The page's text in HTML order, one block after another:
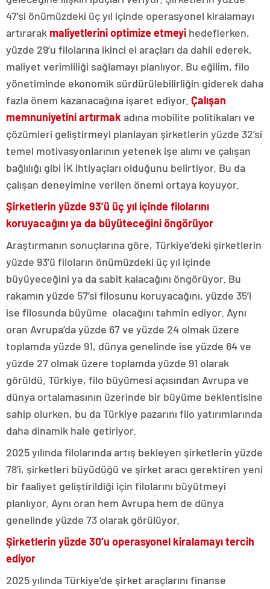
47’si önümüzdeki üç yıl içinde operasyonel kiralamayı
artırarak maliyetlerini optimize etmeyi hedeflerken,
yüzde 29’u filolarına ikinci el araçları da dahil ederek,
maliyet verimliliği sağlamayı planlıyor. Bu eğilim, filo
yönetiminde ekonomik sürdürülebilirliğin giderek daha
fazla önem kazanacağına işaret ediyor. Çalışan
memnuniyetini artırmak adına mobilite politikaları ve
çözümleri geliştirmeyi planlayan şirketlerin yüzde 32’si
temel motivasyonlarının yetenek işe alımı ve çalışan
bağlılığı gibi İK ihtiyaçları olduğunu belirtiyor. Bu da
çalışan deneyimine verilen önemi ortaya koyuyor.
Şirketlerin yüzde 93’ü üç yıl içinde filolarını
koruyacağını ya da büyüteceğini öngörüyor
Araştırmanın sonuçlarına göre, Türkiye’deki şirketlerin
yüzde 93’ü filoların önümüzdeki üç yıl içinde
büyüyeceğini ya da sabit kalacağını öngörüyor. Bu
rakamın yüzde 57’si filosunu koruyacağını, yüzde 35’i
ise filosunda büyüme olacağını tahmin ediyor. Aynı
oran Avrupa’da yüzde 67 ve yüzde 24 olmak üzere
toplamda yüzde 91, dünya genelinde ise yüzde 64 ve
yüzde 27 olmak üzere toplamda yüzde 91 olarak
görüldü. Türkiye, filo büyümesi açısından Avrupa ve
dünya ortalamasının üzerinde bir büyüme beklentisine
sahip olurken, bu da Türkiye pazarını filo yatırımlarında
daha dinamik hale getiriyor.
2025 yılında filolarında artış bekleyen şirketlerin yüzde
78’i, şirketleri büyüdüğü ve şirket aracı gerektiren yeni
bir faaliyet geliştirildiği için filolarını büyütmeyi
planlıyor. Aynı oran hem Avrupa hem de dünya
genelinde yüzde 73 olarak görülüyor.
Şirketlerin yüzde 30’u operasyonel kiralamayı tercih
ediyor
2025 yılında Türkiye’de şirket araçlarını finanse